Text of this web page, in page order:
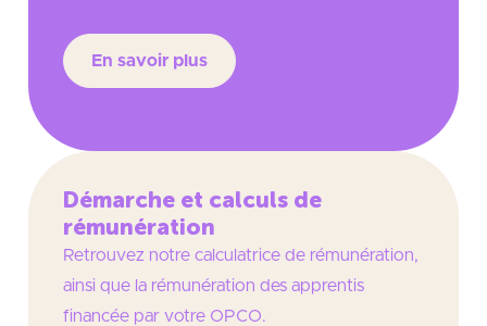
En savoir plus
Démarche et calculs de
rémunération
Retrouvez notre calculatrice de rémunération,
ainsi que la rémunération des apprentis
financée par votre OPCO.